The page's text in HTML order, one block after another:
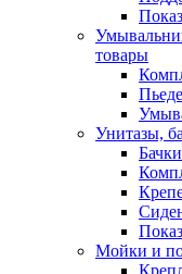
товары
Унитазы,
Мойки и